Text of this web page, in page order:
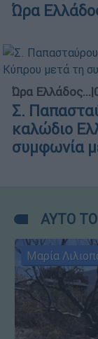
Ώρα
Ώρα Ελλάδος...|
Σ.
καλώδιο
συμφωνία
ΑΥΤΟ
Μαρία